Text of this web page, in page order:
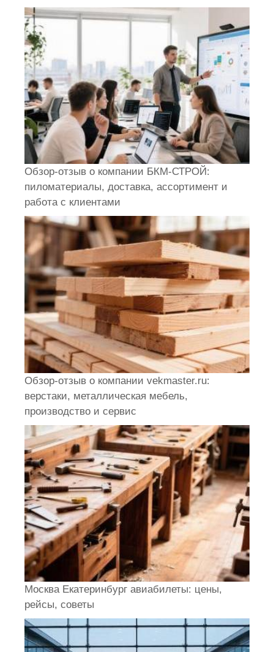
Обзор-отзыв о компании БКМ-СТРОЙ:
пиломатериалы, доставка, ассортимент и
работа с клиентами
Обзор-отзыв о компании vekmaster.ru:
верстаки, металлическая мебель,
производство и сервис
Москва Екатеринбург авиабилеты: цены,
рейсы, советы